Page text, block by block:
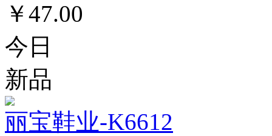
￥47.00
今日
新品
丽宝鞋业-K6612